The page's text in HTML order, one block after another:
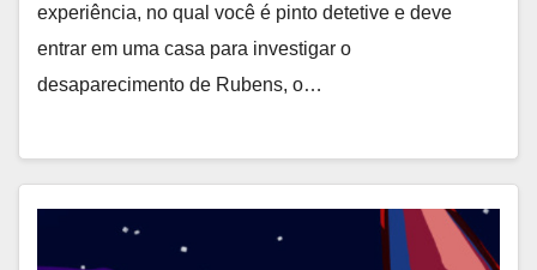
experiência, no qual você é pinto detetive e deve
entrar em uma casa para investigar o
desaparecimento de Rubens, o…